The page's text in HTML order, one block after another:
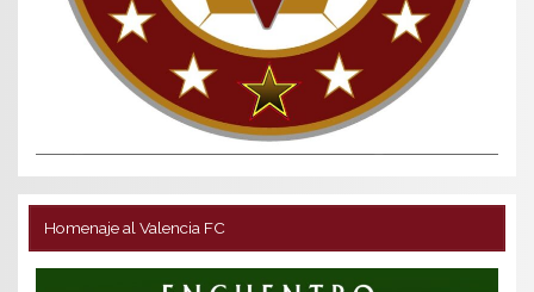
Homenaje al Valencia FC